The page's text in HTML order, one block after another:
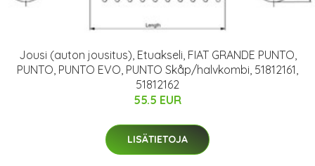
Jousi (auton jousitus), Etuakseli, FIAT GRANDE PUNTO,
PUNTO, PUNTO EVO, PUNTO Skåp/halvkombi, 51812161,
51812162
55.5 EUR
LISÄTIETOJA